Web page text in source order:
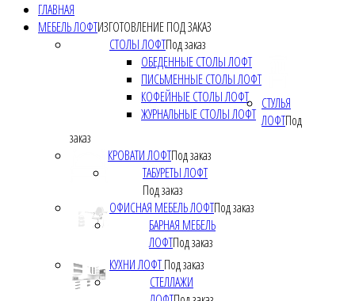
ГЛАВНАЯ
МЕБЕЛЬ ЛОФТИЗГОТОВЛЕНИЕ ПОД ЗАКАЗ
СТОЛЫ ЛОФТПод заказ
ОБЕДЕННЫЕ СТОЛЫ ЛОФТ
ПИСЬМЕННЫЕ СТОЛЫ ЛОФТ
КОФЕЙНЫЕ СТОЛЫ ЛОФТ
ЖУРНАЛЬНЫЕ СТОЛЫ ЛОФТ
СТУЛЬЯ
ЛОФТПод
заказ
КРОВАТИ ЛОФТПод заказ
ТАБУРЕТЫ ЛОФТ
Под заказ
ОФИСНАЯ МЕБЕЛЬ ЛОФТПод заказ
БАРНАЯ МЕБЕЛЬ
ЛОФТПод заказ
КУХНИ ЛОФТПод заказ
СТЕЛЛАЖИ